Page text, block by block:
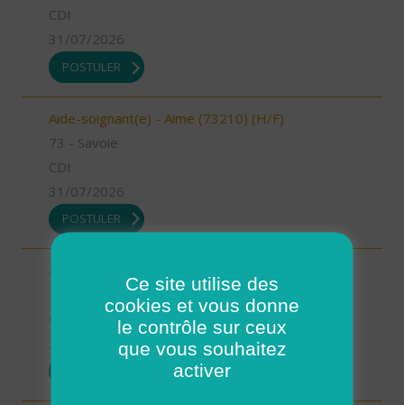
CDI
31/07/2026
POSTULER
Aide-soignant(e) - Aime (73210) (H/F)
73 - Savoie
CDI
31/07/2026
POSTULER
Auxiliaire de vie - Mimizan (H/F)
31/07/2026
Ce site utilise des
cookies et vous donne
le contrôle sur ceux
que vous souhaitez
activer